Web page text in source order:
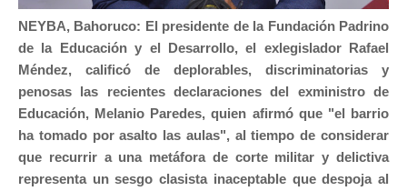
NEYBA, Bahoruco: El presidente de la Fundación Padrino
de la Educación y el Desarrollo, el exlegislador Rafael
Méndez, calificó de deplorables, discriminatorias y
penosas las recientes declaraciones del exministro de
Educación, Melanio Paredes, quien afirmó que "el barrio
ha tomado por asalto las aulas", al tiempo de considerar
que recurrir a una metáfora de corte militar y delictiva
representa un sesgo clasista inaceptable que despoja al